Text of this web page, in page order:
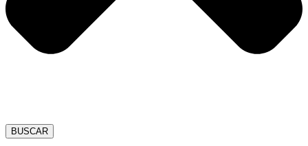
BUSCAR